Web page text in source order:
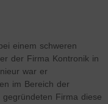
einem schweren
der Firma Kontronik in
war er
im Bereich der
Firma diese